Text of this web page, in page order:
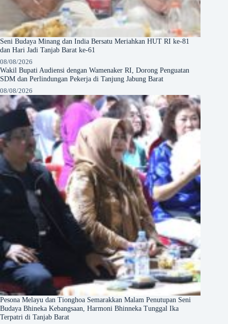
Seni Budaya Minang dan India Bersatu Meriahkan HUT RI ke-81
dan Hari Jadi Tanjab Barat ke-61
08/08/2026
Wakil Bupati Audiensi dengan Wamenaker RI, Dorong Penguatan
SDM dan Perlindungan Pekerja di Tanjung Jabung Barat
08/08/2026
Pesona Melayu dan Tionghoa Semarakkan Malam Penutupan Seni
Budaya Bhineka Kebangsaan, Harmoni Bhinneka Tunggal Ika
Terpatri di Tanjab Barat